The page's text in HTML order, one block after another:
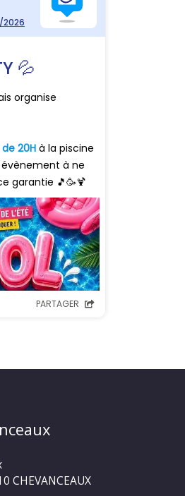
CHEVANCEAUX